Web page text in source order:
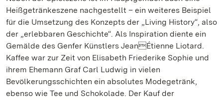
Heißgetränkeszene nachgestellt – ein weiteres Beispiel
für die Umsetzung des Konzepts der „Living History“, also
der „erlebbaren Geschichte“. Als Inspiration diente ein
Gemälde des Genfer Künstlers JeanÉtienne Liotard.
Kaffee war zur Zeit von Elisabeth Friederike Sophie und
ihrem Ehemann Graf Carl Ludwig in vielen
Bevölkerungsschichten ein absolutes Modegetränk,
ebenso wie Tee und Schokolade. Der Kauf der